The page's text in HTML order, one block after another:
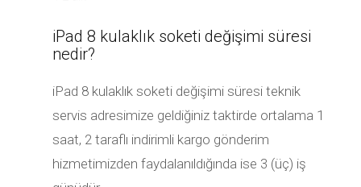
iPad 8 kulaklık soketi değişimi süresi
nedir?
iPad 8 kulaklık soketi değişimi süresi teknik
servis adresimize geldiğiniz taktirde ortalama 1
saat, 2 taraflı indirimli kargo gönderim
hizmetimizden faydalanıldığında ise 3 (üç) iş